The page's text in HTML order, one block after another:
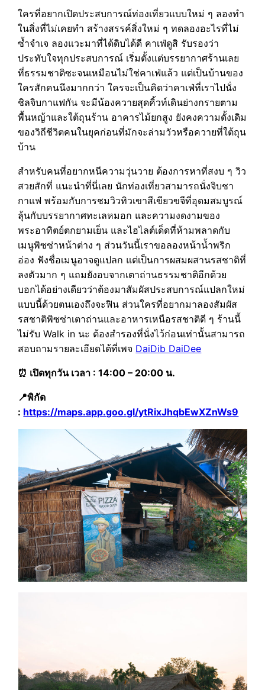
ใครที่อยากเปิดประสบการณ์ท่องเที่ยวแบบใหม่ ๆ ลองทำ
ในสิ่งที่ไม่เคยทำ สร้างสรรค์สิ่งใหม่ ๆ ทดลองอะไรที่ไม่
ซ้ำจำเจ ลองแวะมาที่ได้ดิบได้ดี คาเฟ่ดูสิ รับรองว่า
ประทับใจทุกประสบการณ์ เริ่มตั้งแต่บรรยากาศร้านเลย
ที่ธรรมชาติซะจนเหมือนไม่ใช่คาเฟ่แล้ว แต่เป็นบ้านของ
ใครสักคนนึงมากกว่า ใครจะเป็นคิดว่าคาเฟ่ที่เราไปนั่ง
ชิลจิบกาแฟกัน จะมีน้องควายสุดคิ้วท์เดินย่างกรายตาม
พื้นหญ้าและใต้ถุนร้าน อาคารไม้ยกสูง ยังคงความดั้งเดิม
ของวิถีชีวิตคนในยุคก่อนที่มักจะล่ามวัวหรือควายที่ใต้ถุน
บ้าน
สำหรับคนที่อยากหนีความวุ่นวาย ต้องการหาที่สงบ ๆ วิว
สวยสักที่ แนะนำที่นี่เลย นักท่องเที่ยวสามารถนั่งจิบชา
กาแฟ พร้อมกับการชมวิวทิวเขาสีเขียวขจีที่อุดมสมบูรณ์
ลุ้นกับบรรยากาศทะเลหมอก และความงดงามของ
พระอาทิตย์ตกยามเย็น และไฮไลต์เด็ดที่ห้ามพลาดกับ
เมนูพิซซ่าหน้าต่าง ๆ ส่วนวันนี้เราขอลองหน้าน้ำพริก
อ่อง ฟังชื่อเมนูอาจดูแปลก แต่เป็นการผสมผสานรสชาติที่
ลงตัวมาก ๆ แถมยังอบจากเตาถ่านธรรมชาติอีกด้วย
บอกได้อย่างเดียวว่าต้องมาสัมผัสประสบการณ์แปลกใหม่
แบบนี้ด้วยตนเองถึงจะฟิน ส่วนใครที่อยากมาลองสัมผัส
รสชาติพิซซ่าเตาถ่านและอาหารเหนือรสชาติดี ๆ ร้านนี้
ไม่รับ Walk in นะ ต้องสำรองที่นั่งไว้ก่อนเท่านั้นสามารถ
สอบถามรายละเอียดได้ที่เพจ DaiDib DaiDee
⏰ เปิดทุกวัน เวลา : 14:00 – 20:00 น.
📍พิกัด
: https://maps.app.goo.gl/ytRixJhqbEwXZnWs9